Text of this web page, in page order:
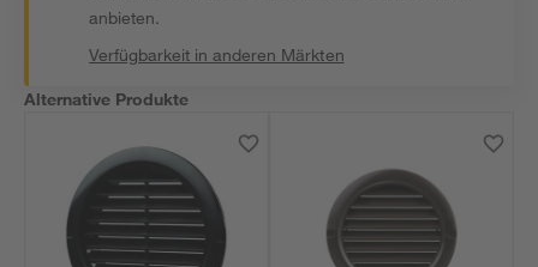
anbieten.
Verfügbarkeit in anderen Märkten
Alternative Produkte